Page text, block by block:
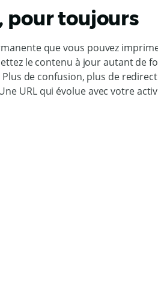
pour toujours
que vous pouvez
le contenu à jour autant de
de confusion, plus de
URL qui évolue avec votre